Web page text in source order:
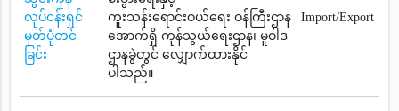
လုပ်ငန်းရှင်
မှတ်ပုံတင်
ခြင်း
ကူးသန်းရောင်းဝယ်ရေး ဝန်ကြီးဌာန
အောက်ရှိ ကုန်သွယ်ရေးဌာန၊ မူဝါဒ
ဌာနခွဲတွင် လျှောက်ထားနိုင်
ပါသည်။
Import/Export